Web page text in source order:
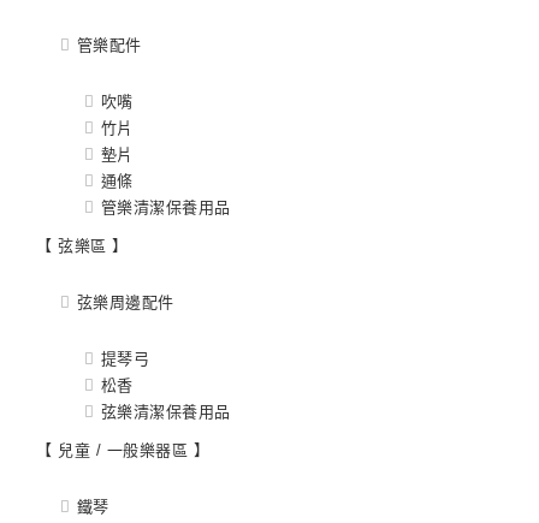
管樂配件
吹嘴
竹片
墊片
通條
管樂清潔保養用品
【 弦樂區 】
弦樂周邊配件
提琴弓
松香
弦樂清潔保養用品
【 兒童 / 一般樂器區 】
鐵琴